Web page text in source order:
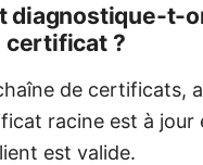
diagnostique-t-
certificat ?
de certificats,
racine est à jour
est valide.